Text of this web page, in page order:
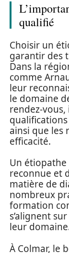
qualifié
Choisir un
garantir des
Dans la
comme
leur
le domaine
rendez-
ainsi que les
efficacité.
Un
reconnue et
matière de
nombreux
formation
s’alignent
leur
À Colmar, le